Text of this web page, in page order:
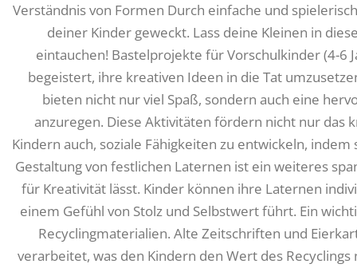
Verständnis von Formen Durch einfache und
deiner Kinder geweckt. Lass deine Kleinen in
eintauchen! Bastelprojekte für Vorschulkinder (4-6
begeistert, ihre kreativen Ideen in die Tat
bieten nicht nur viel Spaß, sondern auch eine
anzuregen. Diese Aktivitäten fördern nicht nur das
Kindern auch, soziale Fähigkeiten zu entwickeln,
Gestaltung von festlichen Laternen ist ein weiteres
für Kreativität lässt. Kinder können ihre Laternen
einem Gefühl von Stolz und Selbstwert führt. Ein
Recyclingmaterialien. Alte Zeitschriften und
verarbeitet, was den Kindern den Wert des